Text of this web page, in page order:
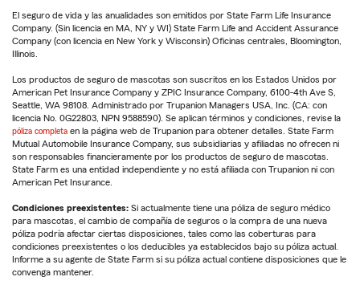
El seguro de vida y las anualidades son emitidos por State Farm Life Insurance
Company. (Sin licencia en MA, NY y WI) State Farm Life and Accident Assurance
Company (con licencia en New York y Wisconsin) Oficinas centrales, Bloomington,
Illinois.
Los productos de seguro de mascotas son suscritos en los Estados Unidos por
American Pet Insurance Company y ZPIC Insurance Company, 6100-4th Ave S,
Seattle, WA 98108. Administrado por Trupanion Managers USA, Inc. (CA: con
licencia No. 0G22803, NPN 9588590). Se aplican términos y condiciones, revise la
póliza completa en la página web de Trupanion para obtener detalles. State Farm
Mutual Automobile Insurance Company, sus subsidiarias y afiliadas no ofrecen ni
son responsables financieramente por los productos de seguro de mascotas.
State Farm es una entidad independiente y no está afiliada con Trupanion ni con
American Pet Insurance.
Condiciones preexistentes: Si actualmente tiene una póliza de seguro médico
para mascotas, el cambio de compañía de seguros o la compra de una nueva
póliza podría afectar ciertas disposiciones, tales como las coberturas para
condiciones preexistentes o los deducibles ya establecidos bajo su póliza actual.
Informe a su agente de State Farm si su póliza actual contiene disposiciones que le
convenga mantener.